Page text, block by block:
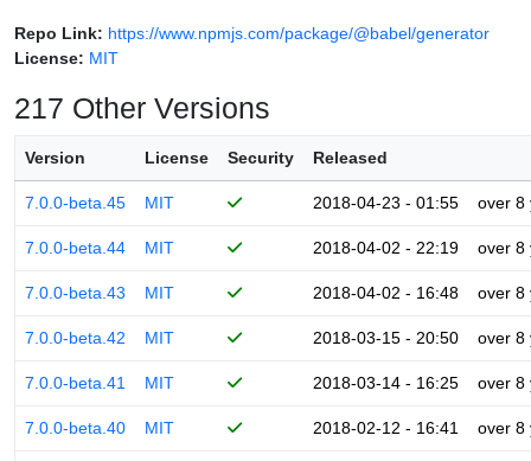
Repo Link: https://www.npmjs.com/package/@babel/generator
License: MIT
217 Other Versions
Version License Security Released
7.0.0-beta.45 MIT 2018-04-23 - 01:55 over 8
7.0.0-beta.44 MIT 2018-04-02 - 22:19 over 8
7.0.0-beta.43 MIT 2018-04-02 - 16:48 over 8
7.0.0-beta.42 MIT 2018-03-15 - 20:50 over 8
7.0.0-beta.41 MIT 2018-03-14 - 16:25 over 8
7.0.0-beta.40 MIT 2018-02-12 - 16:41 over 8